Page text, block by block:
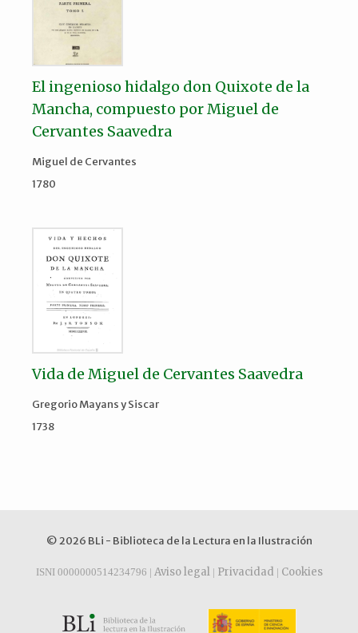
El ingenioso hidalgo don Quixote de la
Mancha, compuesto por Miguel de
Cervantes Saavedra
Miguel de Cervantes
1780
Vida de Miguel de Cervantes Saavedra
Gregorio Mayans y Siscar
1738
© 2026 BLi - Biblioteca de la Lectura en la Ilustración
ISNI 0000000514234796 | Aviso legal | Privacidad | Cookies